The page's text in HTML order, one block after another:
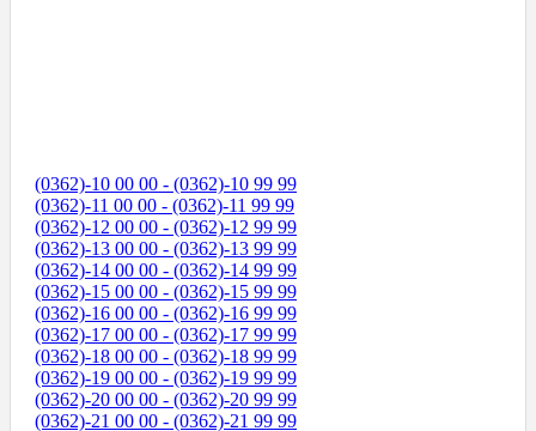
(0362)-10 00 00 - (0362)-10 99 99
(0362)-11 00 00 - (0362)-11 99 99
(0362)-12 00 00 - (0362)-12 99 99
(0362)-13 00 00 - (0362)-13 99 99
(0362)-14 00 00 - (0362)-14 99 99
(0362)-15 00 00 - (0362)-15 99 99
(0362)-16 00 00 - (0362)-16 99 99
(0362)-17 00 00 - (0362)-17 99 99
(0362)-18 00 00 - (0362)-18 99 99
(0362)-19 00 00 - (0362)-19 99 99
(0362)-20 00 00 - (0362)-20 99 99
(0362)-21 00 00 - (0362)-21 99 99